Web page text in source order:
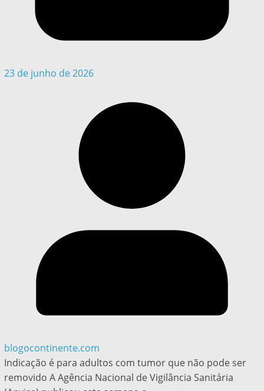
23 de junho de 2026
blogocontinente.com
Indicação é para adultos com tumor que não pode ser
removido A Agência Nacional de Vigilância Sanitária